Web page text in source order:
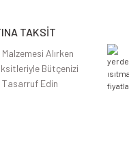
TAKSİT
Alırken
Bütçenizi
Edin